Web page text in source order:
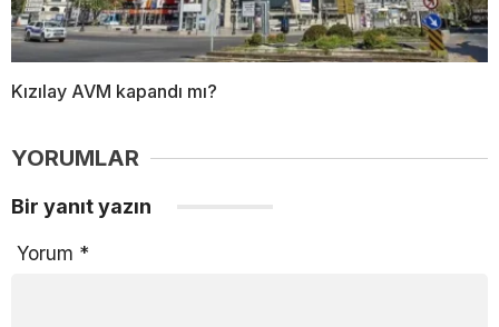
Kızılay AVM kapandı mı?
YORUMLAR
Bir yanıt yazın
Yorum *